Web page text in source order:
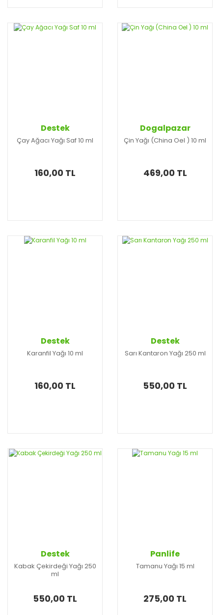
Destek
Çay Ağacı Yağı Saf 10 ml
160,00 TL
Dogalpazar
Çin Yağı (China Oel ) 10 ml
469,00 TL
Destek
Karanfil Yağı 10 ml
160,00 TL
Destek
Sarı Kantaron Yağı 250 ml
550,00 TL
Destek
Kabak Çekirdeği Yağı 250
ml
550,00 TL
Panlife
Tamanu Yağı 15 ml
275,00 TL